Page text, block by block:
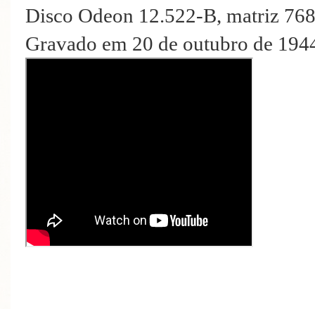
Disco Odeon 12.522-B, matriz
Gravado em 20 de outubro de